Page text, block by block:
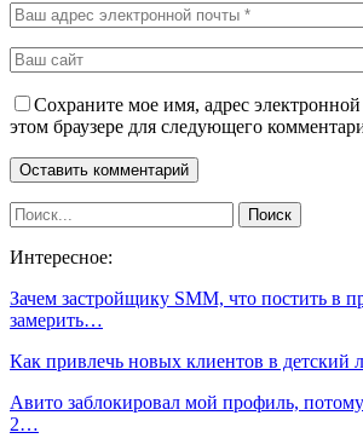
Сохраните мое имя, адрес
этом браузере для следующего
Интересное:
Зачем застройщику SMM, что постить в
замерить…
Как привлечь новых клиентов в детский
Авито заблокировал мой профиль,
2…